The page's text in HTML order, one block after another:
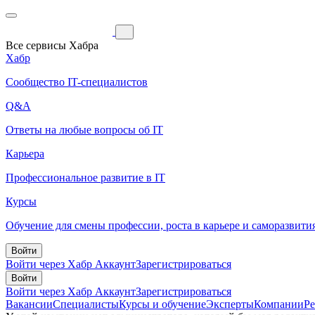
Все сервисы Хабра
Хабр
Сообщество IT-специалистов
Q&A
Ответы на любые вопросы об IT
Карьера
Профессиональное развитие в IT
Курсы
Обучение для смены профессии, роста в карьере и
Войти
Войти через Хабр АккаунтЗарегистрироваться
Войти
Войти через Хабр АккаунтЗарегистрироваться
ВакансииСпециалистыКурсы и обучениеЭкспертыКомпании